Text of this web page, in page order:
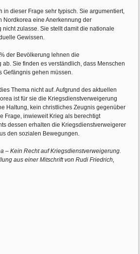
in dieser Frage sehr typisch. Sie argumentiert,
Nordkorea eine Anerkennung der
nicht zulasse. Sie stellt damit die nationale
Gewissen.
der Bevölkerung lehnen die
ab. Sie finden es verständlich, dass Menschen
Gefängnis gehen müssen.
Thema nicht auf. Aufgrund des aktuellen
ist für sie die Kriegsdienstverweigerung
Haltung, kein christliches Zeugnis gegenüber
Frage, inwieweit Krieg als berechtigt
dessen erhalten die Kriegsdienstverweigerer
den sozialen Bewegungen.
– Kein Recht auf Kriegsdienstverweigerung.
aus einer Mitschrift von Rudi Friedrich,